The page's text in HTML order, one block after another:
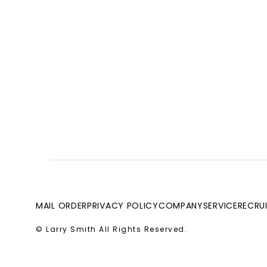
MAIL ORDERPRIVACY POLICYCOMPANYSERVICE
© Larry Smith All Rights Reserved.